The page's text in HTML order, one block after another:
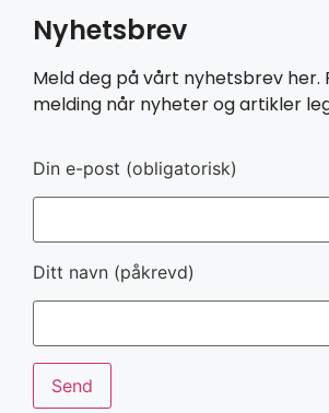
Nyhetsbrev
Meld deg på vårt nyhetsbrev her.
melding når nyheter og artikler
Din e-post (obligatorisk)
Ditt navn (påkrevd)